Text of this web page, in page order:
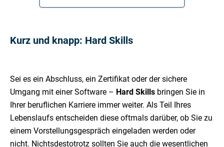
Kurz und knapp: Hard Skills
Sei es ein Abschluss, ein Zertifikat oder der sichere
Umgang mit einer Software – Hard Skills bringen Sie in
Ihrer beruflichen Karriere immer weiter. Als Teil Ihres
Lebenslaufs entscheiden diese oftmals darüber, ob Sie zu
einem Vorstellungsgespräch eingeladen werden oder
nicht. Nichtsdestotrotz sollten Sie auch die wesentlichen